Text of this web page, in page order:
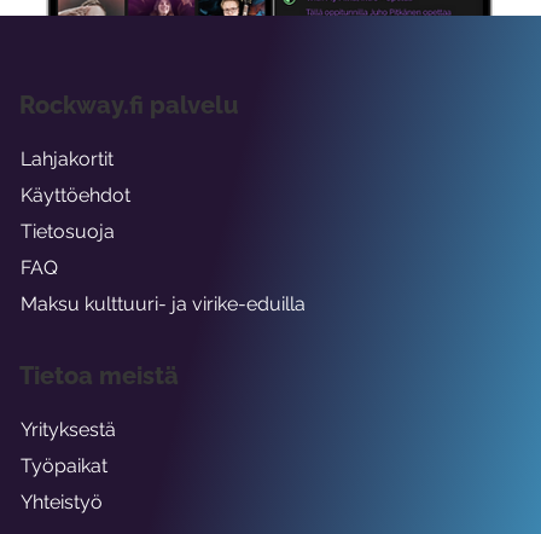
Rockway.fi palvelu
Lahjakortit
Käyttöehdot
Tietosuoja
FAQ
Maksu kulttuuri- ja virike-eduilla
Tietoa meistä
Yrityksestä
Työpaikat
Yhteistyö